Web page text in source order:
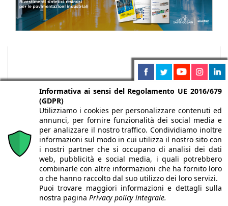
Chi siamo Autori Per la tua pubblicità
Iscriviti alla
newsletter
Informativa ai sensi del Regolamento UE 2016/679
(GDPR)
Utilizziamo i cookies per personalizzare contenuti ed
annunci, per fornire funzionalità dei social media e
per analizzare il nostro traffico. Condividiamo inoltre
informazioni sul modo in cui utilizza il nostro sito con
i nostri partner che si occupano di analisi dei dati
web, pubblicità e social media, i quali potrebbero
combinarle con altre informazioni che ha fornito loro
o che hanno raccolto dal suo utilizzo dei loro servizi.
Puoi trovare maggiori informazioni e dettagli sulla
nostra pagina Privacy policy integrale.